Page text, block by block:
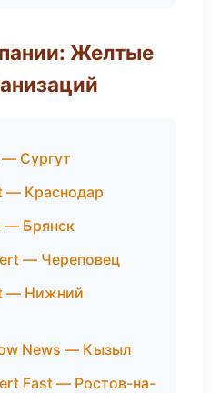
Желтые
— Сургут
— Краснодар
— Брянск
— Череповец
— Нижний
News — Кызыл
Fast — Ростов-на-